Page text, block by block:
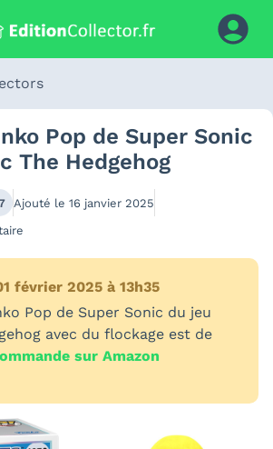
Pop de Super Sonic
The Hedgehog
Ajouté le 16 janvier 2025
février 2025 à 13h35
Pop de Super Sonic du jeu
avec du flockage est de
sur Amazon